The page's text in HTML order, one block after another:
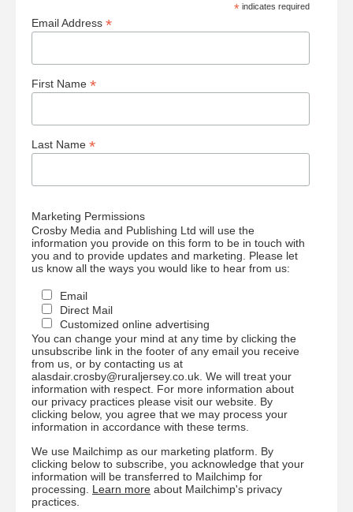
* indicates required
Email Address *
First Name *
Last Name *
Marketing Permissions
Crosby Media and Publishing Ltd will use the
information you provide on this form to be in touch with
you and to provide updates and marketing. Please let
us know all the ways you would like to hear from us:
Email
Direct Mail
Customized online advertising
You can change your mind at any time by clicking the
unsubscribe link in the footer of any email you receive
from us, or by contacting us at
alasdair.crosby@ruraljersey.co.uk. We will treat your
information with respect. For more information about
our privacy practices please visit our website. By
clicking below, you agree that we may process your
information in accordance with these terms.
We use Mailchimp as our marketing platform. By
clicking below to subscribe, you acknowledge that your
information will be transferred to Mailchimp for
processing. Learn more about Mailchimp's privacy
practices.